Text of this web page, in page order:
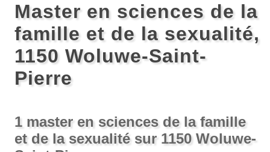
Master en sciences de la
famille et de la sexualité,
1150 Woluwe-Saint-
Pierre
1 master en sciences de la famille
et de la sexualité sur 1150 Woluwe-